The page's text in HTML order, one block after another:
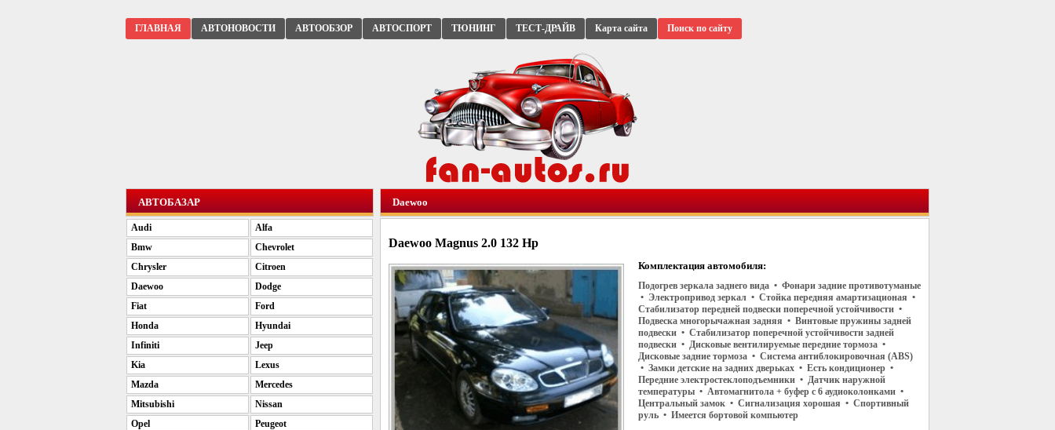
ГЛАВНАЯ АВТОНОВОСТИ АВТООБЗОР АВТОСПОРТ ТЮНИНГ ТЕСТ-ДРАЙВ Карта сайта Поиск по сайту
Daewoo
Daewoo Magnus 2.0 132 Hp
Комплектация автомобиля:
Подогрев зеркала заднего вида • Фонари задние противотуманые
• Электропривод зеркал • Стойка передняя амартизационая •
Стабилизатор передней подвески поперечной устойчивости •
Подвеска многорычажная задняя • Винтовые пружины задней
подвески • Стабилизатор поперечной устойчивости задней
подвески • Дисковые вентилируемые передние тормоза •
Дисковые задние тормоза • Система антиблокировочная (ABS)
• Замки детские на задних дверьках • Есть кондиционер •
Передние электростеклоподъемники • Датчик наружной
температуры • Автомагнитола + буфер с 6 аудиоколонками •
Центральный замок • Сигнализация хорошая • Спортивный
руль • Имеется бортовой компьютер
АВТОБАЗАР
Audi
Alfa
Bmw
Chevrolet
Chrysler
Citroen
Daewoo
Dodge
Fiat
Ford
Honda
Hyundai
Infiniti
Jeep
Kia
Lexus
Mazda
Mercedes
Mitsubishi
Nissan
Opel
Peugeot